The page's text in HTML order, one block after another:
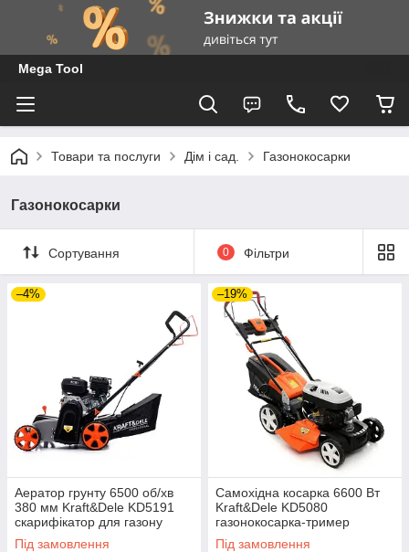
Mega Tool
Товари та послуги Дім і сад. Газонокосарки
Газонокосарки
Сортування 0 Фільтри
–4%
Аератор грунту 6500 об/хв
380 мм Kraft&Dele KD5191
скарифікатор для газону
електричний
Під замовлення
–19%
Самохідна косарка 6600 Вт
Kraft&Dele KD5080
газонокосарка-тример
бензинова
Під замовлення